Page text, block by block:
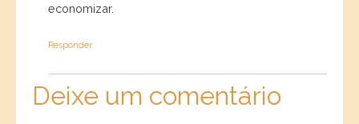
economizar.
Responder
Deixe um comentário